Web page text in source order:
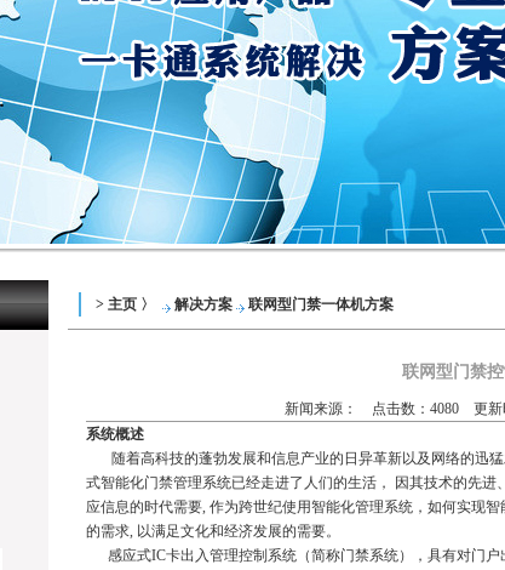
> 主页 〉 解决方案 联网型门禁一体机方案
联网型门禁
新闻来源： 点击数：4080 更新
系统概述
随着高科技的蓬勃发展和信息产业的日异革新以及网络的迅
式智能化门禁管理系统已经走进了人们的生活， 因其技术的先
应信息的时代需要, 作为跨世纪使用智能化管理系统，如何实现
的需求, 以满足文化和经济发展的需要。
感应式IC卡出入管理控制系统（简称门禁系统），具有对门户